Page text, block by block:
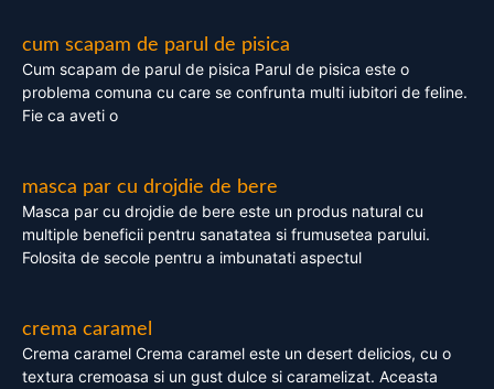
cum scapam de parul de pisica
Cum scapam de parul de pisica Parul de pisica este o
problema comuna cu care se confrunta multi iubitori de feline.
Fie ca aveti o
masca par cu drojdie de bere
Masca par cu drojdie de bere este un produs natural cu
multiple beneficii pentru sanatatea si frumusetea parului.
Folosita de secole pentru a imbunatati aspectul
crema caramel
Crema caramel Crema caramel este un desert delicios, cu o
textura cremoasa si un gust dulce si caramelizat. Aceasta